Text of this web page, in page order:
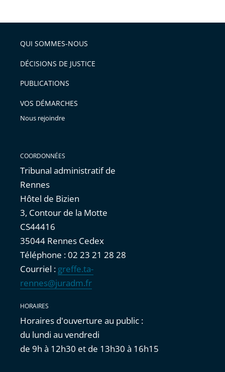
QUI SOMMES-NOUS
DÉCISIONS DE JUSTICE
PUBLICATIONS
VOS DÉMARCHES
Nous rejoindre
COORDONNÉES
Tribunal administratif de
Rennes
Hôtel de Bizien
3, Contour de la Motte
CS44416
35044 Rennes Cedex
Téléphone : 02 23 21 28 28
Courriel : greffe.ta-
rennes@juradm.fr
HORAIRES
Horaires d'ouverture au public :
du lundi au vendredi
de 9h à 12h30 et de 13h30 à 16h15